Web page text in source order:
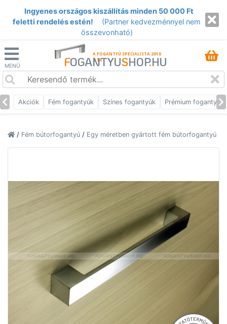
Ingyenes országos kiszállítás minden 50 000 Ft
feletti rendelés estén!
(Partner kedvezménnyel nem
összevonható)
MENÜ
A FOGANTYÚ SPECIALISTA 2010
ÓTA
FOGANTYUSHOP.HU
Akciók Fém fogantyúk Színes fogantyúk Prémium fogantyúk
/ Fém bútorfogantyú / Egy méretben gyártott fém bútorfogantyú